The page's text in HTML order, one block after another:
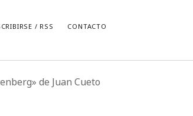
/ RSS CONTACTO
de Juan Cueto